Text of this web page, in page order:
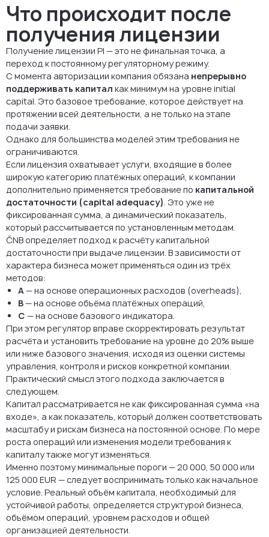
Что происходит после
получения лицензии
Получение лицензии PI — это не финальная точка, а
переход к постоянному регуляторному режиму.
С момента авторизации компания обязана непрерывно
поддерживать капитал как минимум на уровне initial
capital. Это базовое требование, которое действует на
протяжении всей деятельности, а не только на этапе
подачи заявки.
Однако для большинства моделей этим требования не
ограничиваются.
Если лицензия охватывает услуги, входящие в более
широкую категорию платёжных операций, к компании
дополнительно применяется требование по капитальной
достаточности (capital adequacy). Это уже не
фиксированная сумма, а динамический показатель,
который рассчитывается по установленным методам.
ČNB определяет подход к расчёту капитальной
достаточности при выдаче лицензии. В зависимости от
характера бизнеса может применяться один из трёх
методов:
A— на основе операционных расходов (overheads),
B— на основе объёма платёжных операций,
C — на основе базового индикатора.
При этом регулятор вправе скорректировать результат
расчёта и установить требование на уровне до 20% выше
или ниже базового значения, исходя из оценки системы
управления, контроля и рисков конкретной компании.
Практический смысл этого подхода заключается в
следующем.
Капитал рассматривается не как фиксированная сумма «на
входе», а как показатель, который должен соответствовать
масштабу и рискам бизнеса на постоянной основе. По мере
роста операций или изменения модели требования к
капиталу также могут изменяться.
Именно поэтому минимальные пороги — 20 000, 50 000 или
125 000 EUR — следует воспринимать только как начальное
условие. Реальный объём капитала, необходимый для
устойчивой работы, определяется структурой бизнеса,
объёмом операций, уровнем расходов и общей
организацией деятельности.